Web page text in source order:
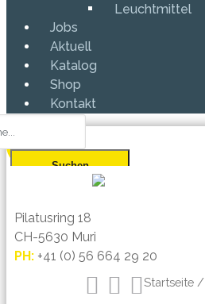
Leuchtmittel
Jobs
Aktuell
Katalog
Shop
Kontakt
Pilatusring 18
CH-5630 Muri
PH: +41 (0) 56 664 29 20
Startseite/